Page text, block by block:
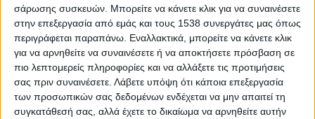
σάρωσης συσκευών. Μπορείτε να κάνετε κλικ για να συναινέσετε
στην επεξεργασία από εμάς και τους 1538 συνεργάτες μας όπως
περιγράφεται παραπάνω. Εναλλακτικά, μπορείτε να κάνετε κλικ
για να αρνηθείτε να συναινέσετε ή να αποκτήσετε πρόσβαση σε
πιο λεπτομερείς πληροφορίες και να αλλάξετε τις προτιμήσεις
σας πριν συναινέσετε. Λάβετε υπόψη ότι κάποια επεξεργασία
των προσωπικών σας δεδομένων ενδέχεται να μην απαιτεί τη
συγκατάθεσή σας, αλλά έχετε το δικαίωμα να αρνηθείτε αυτήν
ΣΤΕΝΤΟΡΑΣ Τεύχος #34 Εμφανίσεις: 3105
ΣΤΕΝΤΟΡΑΣ Τεύχος #33 Εμφανίσεις: 3206
ΣΤΕΝΤΟΡΑΣ Τεύχος #32 Εμφανίσεις: 3078
ΣΤΕΝΤΟΡΑΣ Τεύχος #31 Εμφανίσεις: 3086